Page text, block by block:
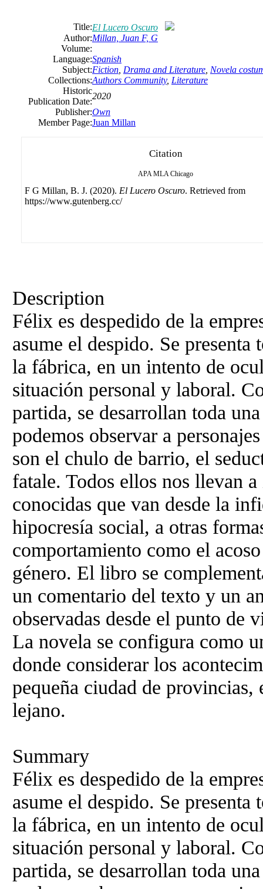
Title:El Lucero Oscuro
Author:Millan, Juan F, G
Volume:
Language:Spanish
Subject:Fiction Drama and Literature Novela
Collections:Authors Community, Literature
Historic
Publication Date:
2020
Publisher:Own
Member Page:Juan Millan
Citation
APA MLA Chicago
F G Millan, B. J. (2020). El Lucero Oscuro. Retrieved from
https://www.gutenberg.cc/
Description
Félix es despedido de la
asume el despido. Se presenta
la fábrica, en un intento de
situación personal y laboral.
partida, se desarrollan toda
podemos observar a
son el chulo de barrio, el
fatale. Todos ellos nos llevan
conocidas que van desde la
hipocresía social, a otras
comportamiento como el
género. El libro se
un comentario del texto y un
observadas desde el punto de
La novela se configura como
donde considerar los
pequeña ciudad de provincias,
lejano.
Summary
Félix es despedido de la
asume el despido. Se presenta
la fábrica, en un intento de
situación personal y laboral.
partida, se desarrollan toda